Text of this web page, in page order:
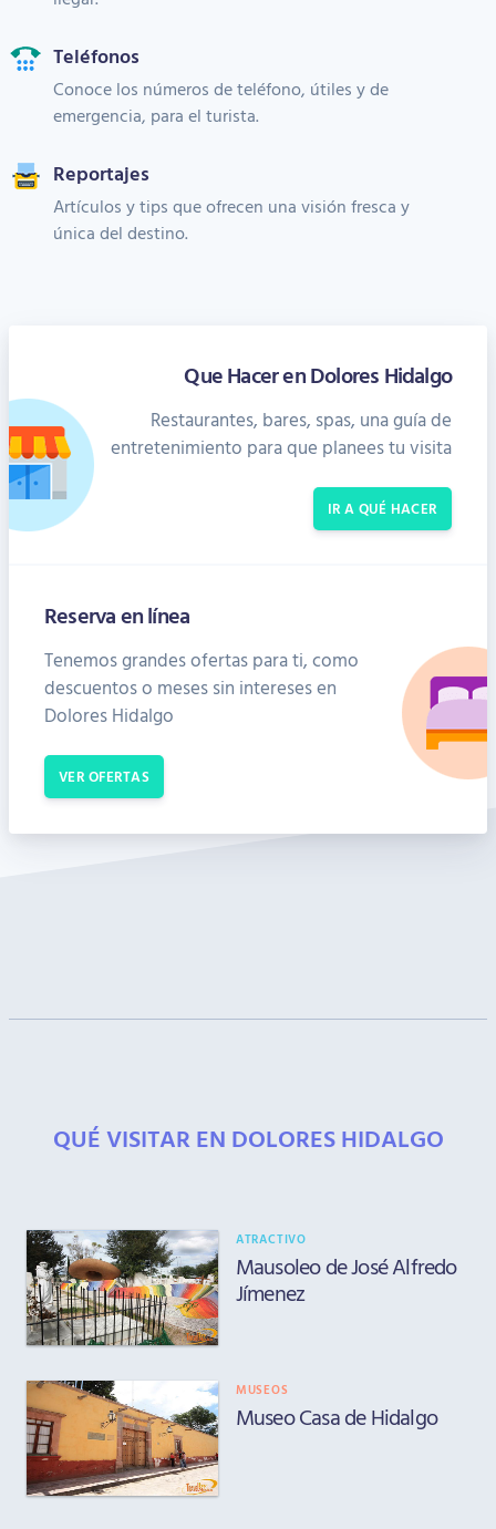
Teléfonos
Conoce los números de teléfono, útiles y de
emergencia, para el turista.
Reportajes
Artículos y tips que ofrecen una visión fresca y
única del destino.
Que Hacer en Dolores Hidalgo
Restaurantes, bares, spas, una guía de
entretenimiento para que planees tu visita
IR A QUÉ HACER
Reserva en línea
Tenemos grandes ofertas para ti, como
descuentos o meses sin intereses en
Dolores Hidalgo
VER OFERTAS
QUÉ VISITAR EN DOLORES HIDALGO
ATRACTIVO
Mausoleo de José Alfredo
Jímenez
MUSEOS
Museo Casa de Hidalgo